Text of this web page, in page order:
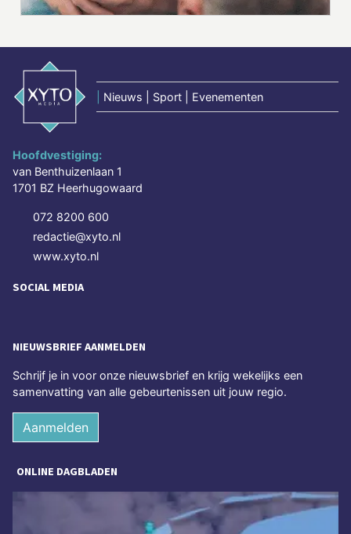
Nieuws | Sport | Evenementen
Hoofdvestiging:
van Benthuizenlaan 1
1701 BZ Heerhugowaard
072 8200 600
redactie@xyto.nl
www.xyto.nl
SOCIAL MEDIA
NIEUWSBRIEF AANMELDEN
Schrijf je in voor onze nieuwsbrief en krijg wekelijks een
samenvatting van alle gebeurtenissen uit jouw regio.
Aanmelden
ONLINE DAGBLADEN